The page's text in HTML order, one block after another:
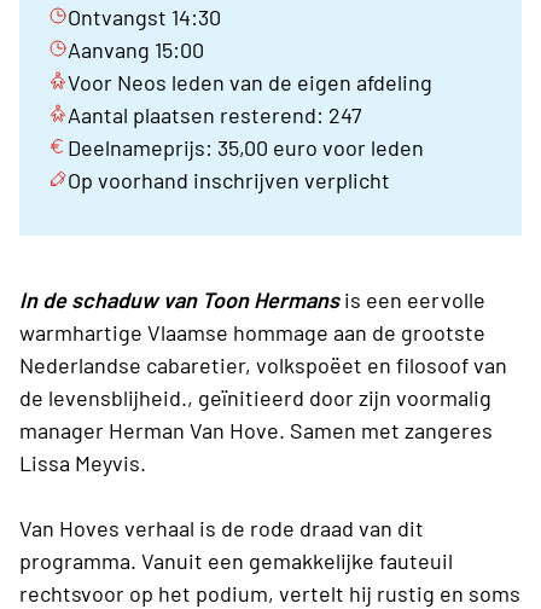
Ontvangst 14:30
Aanvang 15:00
Voor Neos leden van de eigen afdeling
Aantal plaatsen resterend: 247
Deelnameprijs: 35,00 euro voor leden
Op voorhand inschrijven verplicht
In de schaduw van Toon Hermansis een eervolle
warmhartige Vlaamse hommage aan de grootste
Nederlandse cabaretier, volkspoëet en filosoof van
de levensblijheid., geïnitieerd door zijn voormalig
manager Herman Van Hove. Samen met zangeres
Lissa Meyvis.
Van Hoves verhaal is de rode draad van dit
programma. Vanuit een gemakkelijke fauteuil
rechtsvoor op het podium, vertelt hij rustig en soms